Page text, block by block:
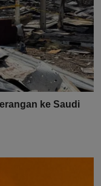
ke Saudi